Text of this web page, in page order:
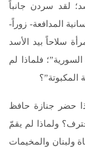
لقد سردن جانباً
المدافعة- زوراً-
سلاحاً بيد الأسد
فلماذا لم
حضر جنازة حافظ
ولماذا لم يقمّ
ولبنان والمخيمات